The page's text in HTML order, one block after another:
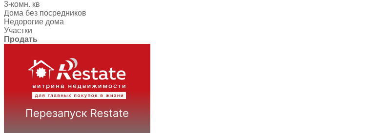
3-комн. кв
Дома без посредников
Недорогие дома
Участки
Продать